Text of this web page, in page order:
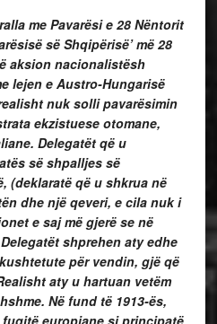
me Pavarësi e 28 Nëntorit
së Shqipërisë’ më 28
aksion nacionalistësh
lejen e Austro-Hungarisë
nuk solli pavarësimin
ekzistuese otomane,
Delegatët që u
së shpalljes së
(deklaratë që u shkrua në
dhe një qeveri, e cila nuk i
e saj më gjerë se në
shprehen aty edhe
për vendin, gjë që
aty u hartuan vetëm
Në fund të 1913-ës,